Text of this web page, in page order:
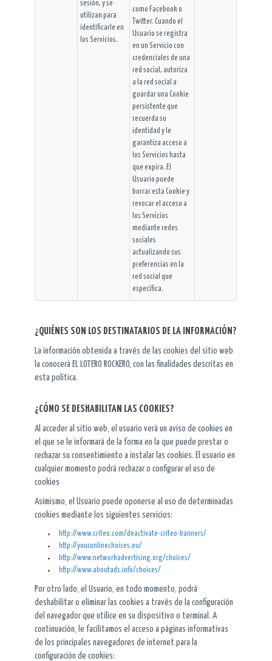
sesión, y se
utilizan para
identificarle en
los Servicios.
como Facebook o
Twitter. Cuando el
Usuario se registra
en un Servicio con
credenciales de una
red social, autoriza
a la red social a
guardar una Cookie
persistente que
recuerda su
identidad y le
garantiza acceso a
los Servicios hasta
que expira. El
Usuario puede
borrar esta Cookie y
revocar el acceso a
los Servicios
mediante redes
sociales
actualizando sus
preferencias en la
red social que
específica.
¿QUIÉNES SON LOS DESTINATARIOS DE LA INFORMACIÓN?
La información obtenida a través de las cookies del sitio web
la conocerá EL LOTERO ROCKERO, con las finalidades descritas en
esta política.
¿CÓMO SE DESHABILITAN LAS COOKIES?
Al acceder al sitio web, el usuario verá un aviso de cookies en
el que se le informará de la forma en la que puede prestar o
rechazar su consentimiento a instalar las cookies. El usuario en
cualquier momento podrá rechazar o configurar el uso de
cookies
Asimismo, el Usuario puede oponerse al uso de determinadas
cookies mediante los siguientes servicios:
http://www.criteo.com/deactivate-criteo-banners/
http://youronlinechoices.eu/
http://www.networkadvertising.org/choices/
http://www.aboutads.info/choices/
Por otro lado, el Usuario, en todo momento, podrá
deshabilitar o eliminar las cookies a través de la configuración
del navegador que utilice en su dispositivo o terminal. A
continuación, le facilitamos el acceso a páginas informativas
de los principales navegadores de internet para la
configuración de cookies: